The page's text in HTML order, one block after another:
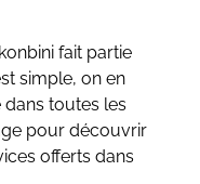
fait partie
simple, on en
toutes les
pour découvrir
offerts dans